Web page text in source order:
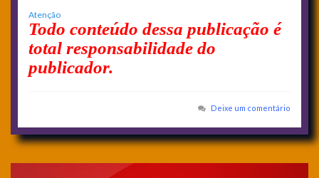
Atenção
Todo conteúdo dessa publicação é
total responsabilidade do
publicador.
Deixe um comentário